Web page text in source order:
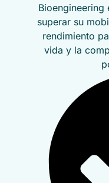
Bioengineering
superar su
rendimiento
vida y la